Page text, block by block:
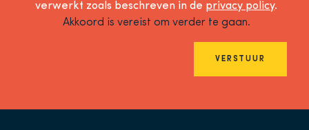
verwerkt zoals beschreven in de privacy policy.
Akkoord is vereist om verder te gaan.
VERSTUUR